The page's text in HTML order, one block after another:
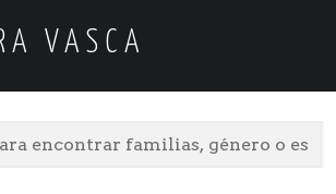
VASCA